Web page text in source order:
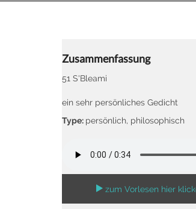
Zusammenfassung
51 S'Bleami
ein sehr persönliches Gedicht
Type: persönlich, philosophisch
zum Vorlesen hier